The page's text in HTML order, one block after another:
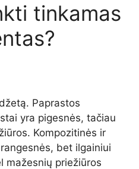
tinkamas
Paprastos
yra pigesnės, tačiau
Kompozitinės ir
bet ilgainiui
mažesnių priežiūros